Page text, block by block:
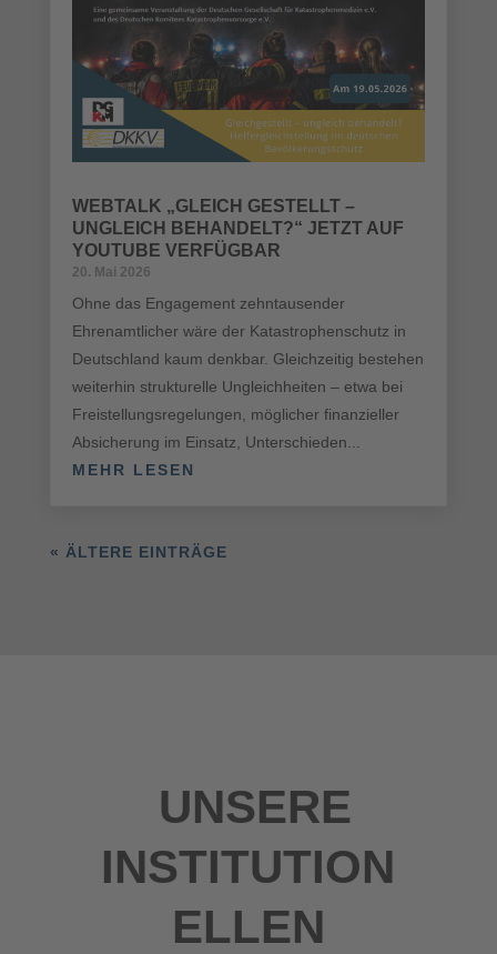
WEBTALK „GLEICH GESTELLT –
UNGLEICH BEHANDELT?“ JETZT AUF
YOUTUBE VERFÜGBAR
20. Mai 2026
Ohne das Engagement zehntausender
Ehrenamtlicher wäre der Katastrophenschutz in
Deutschland kaum denkbar. Gleichzeitig bestehen
weiterhin strukturelle Ungleichheiten – etwa bei
Freistellungsregelungen, möglicher finanzieller
Absicherung im Einsatz, Unterschieden...
MEHR LESEN
« ÄLTERE EINTRÄGE
UNSERE
INSTITUTION
ELLEN